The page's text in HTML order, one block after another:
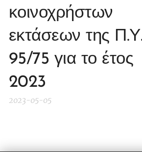
κοινοχρήστων
εκτάσεων της
95/75 για το έτος
2023
2023-05-05